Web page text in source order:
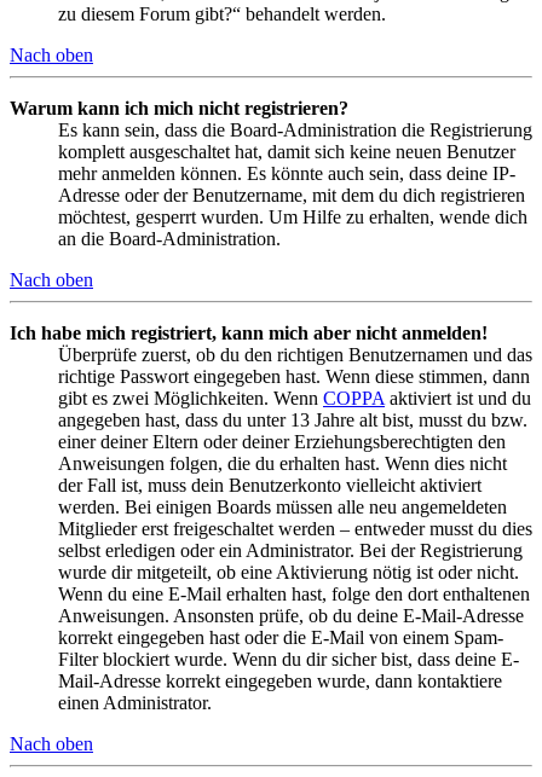
zu diesem Forum gibt?“ behandelt werden.
Nach oben
Warum kann ich mich nicht registrieren?
Es kann sein, dass die Board-Administration die Registrierung
komplett ausgeschaltet hat, damit sich keine neuen Benutzer
mehr anmelden können. Es könnte auch sein, dass deine IP-
Adresse oder der Benutzername, mit dem du dich registrieren
möchtest, gesperrt wurden. Um Hilfe zu erhalten, wende dich
an die Board-Administration.
Nach oben
Ich habe mich registriert, kann mich aber nicht anmelden!
Überprüfe zuerst, ob du den richtigen Benutzernamen und das
richtige Passwort eingegeben hast. Wenn diese stimmen, dann
gibt es zwei Möglichkeiten. Wenn COPPA aktiviert ist und du
angegeben hast, dass du unter 13 Jahre alt bist, musst du bzw.
einer deiner Eltern oder deiner Erziehungsberechtigten den
Anweisungen folgen, die du erhalten hast. Wenn dies nicht
der Fall ist, muss dein Benutzerkonto vielleicht aktiviert
werden. Bei einigen Boards müssen alle neu angemeldeten
Mitglieder erst freigeschaltet werden – entweder musst du dies
selbst erledigen oder ein Administrator. Bei der Registrierung
wurde dir mitgeteilt, ob eine Aktivierung nötig ist oder nicht.
Wenn du eine E-Mail erhalten hast, folge den dort enthaltenen
Anweisungen. Ansonsten prüfe, ob du deine E-Mail-Adresse
korrekt eingegeben hast oder die E-Mail von einem Spam-
Filter blockiert wurde. Wenn du dir sicher bist, dass deine E-
Mail-Adresse korrekt eingegeben wurde, dann kontaktiere
einen Administrator.
Nach oben